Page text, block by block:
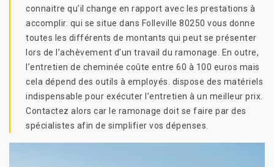
connaitre qu’il change en rapport avec les prestations à
accomplir. qui se situe dans Folleville 80250 vous donne
toutes les différents de montants qui peut se présenter
lors de l’achèvement d’un travail du ramonage. En outre,
l’entretien de cheminée coûte entre 60 à 100 euros mais
cela dépend des outils à employés. dispose des matériels
indispensable pour exécuter l’entretien à un meilleur prix.
Contactez alors car le ramonage doit se faire par des
spécialistes afin de simplifier vos dépenses.